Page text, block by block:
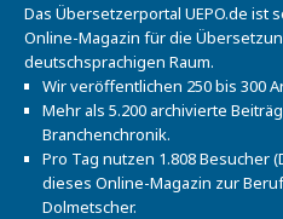
Das Übersetzerportal UEPO.de ist
Online-Magazin für die
deutschsprachigen Raum.
Wir veröffentlichen 250 bis 300
Mehr als 5.200 archivierte
Branchenchronik.
Pro Tag nutzen 1.808 Besucher
dieses Online-Magazin zur
Dolmetscher.